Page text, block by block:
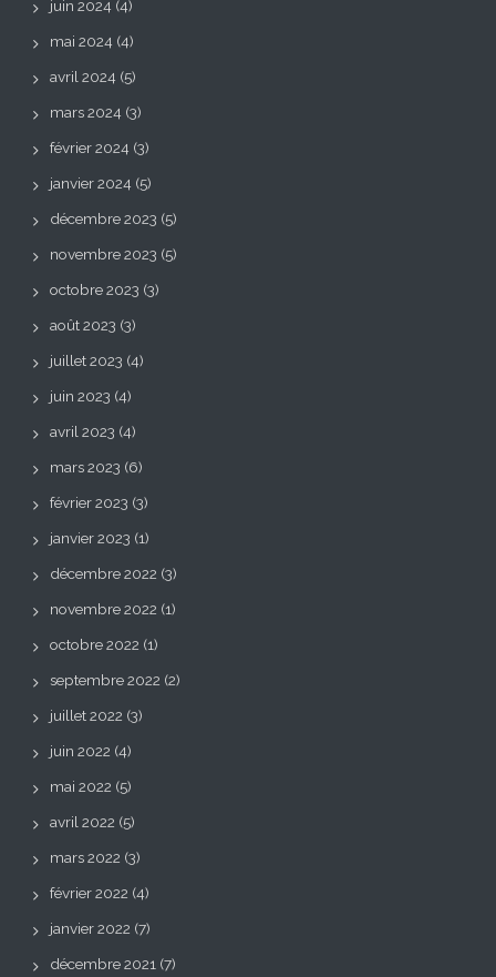
juin 2024 (4)
mai 2024 (4)
avril 2024 (5)
mars 2024 (3)
février 2024 (3)
janvier 2024 (5)
décembre 2023 (5)
novembre 2023 (5)
octobre 2023 (3)
août 2023 (3)
juillet 2023 (4)
juin 2023 (4)
avril 2023 (4)
mars 2023 (6)
février 2023 (3)
janvier 2023 (1)
décembre 2022 (3)
novembre 2022 (1)
octobre 2022 (1)
septembre 2022 (2)
juillet 2022 (3)
juin 2022 (4)
mai 2022 (5)
avril 2022 (5)
mars 2022 (3)
février 2022 (4)
janvier 2022 (7)
décembre 2021 (7)